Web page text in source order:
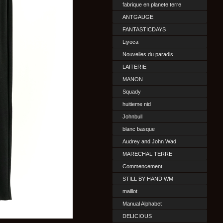
fabrique en planete terre
ANTGAUGE
FANTASTICDAYS
Liyoca
Nouvelles du paradis
LAITERIE
MANON
Squady
huitieme nid
Johnbull
blanc basque
Audrey and John Wad
MARECHAL TERRE
Commencement
STILL BY HAND WM
maillot
Manual Alphabet
DELICIOUS